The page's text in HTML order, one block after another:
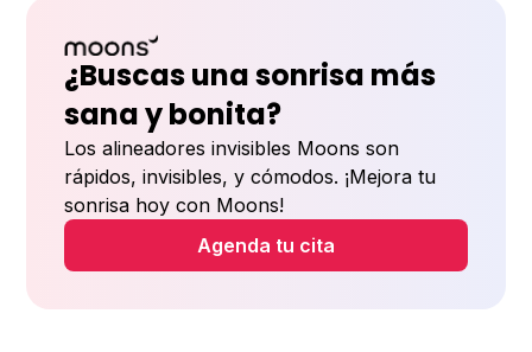
¿Buscas una sonrisa más
sana y bonita?
Los alineadores invisibles Moons son
rápidos, invisibles, y cómodos. ¡Mejora tu
sonrisa hoy con Moons!
Agenda tu cita